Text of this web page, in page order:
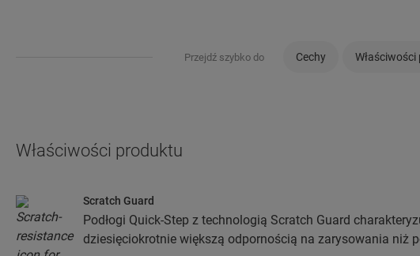
Przejdź szybko do Cechy
Właściwości produktu
Scratch Guard
Podłogi Quick-Step z technologią Scratch Guard
dziesięciokrotnie większą odpornością na zarysowania niż